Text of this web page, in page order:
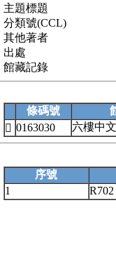
主題標題
分類號(CCL)
其他著者
出處
館藏記錄
條碼號
 0163030 六樓中
序號
1
R702